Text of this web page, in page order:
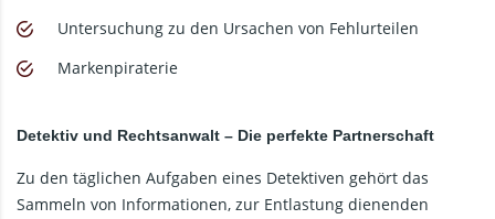
Untersuchung zu den Ursachen von Fehlurteilen
Markenpiraterie
Detektiv und Rechtsanwalt – Die perfekte Partnerschaft
Zu den täglichen Aufgaben eines Detektiven gehört das
Sammeln von Informationen, zur Entlastung dienenden